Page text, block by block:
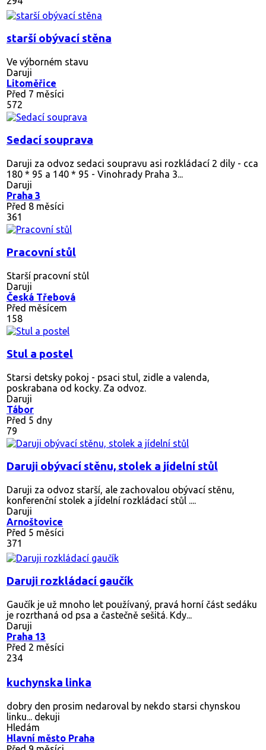
starší obývací stěna
Ve výborném stavu
Daruji
Litoměřice
Před 7 měsíci
572
Sedací souprava
Daruji za odvoz sedaci soupravu asi rozkládací 2 dily - cca
180 * 95 a 140 * 95 - Vinohrady Praha 3...
Daruji
Praha 3
Před 8 měsíci
361
Pracovní stůl
Starší pracovní stůl
Daruji
Česká Třebová
Před měsícem
158
Stul a postel
Starsi detsky pokoj - psaci stul, zidle a valenda,
poskrabana od kocky. Za odvoz.
Daruji
Tábor
Před 5 dny
79
Daruji obývací stěnu, stolek a jídelní stůl
Daruji za odvoz starší, ale zachovalou obývací stěnu,
konferenční stolek a jídelní rozkládací stůl ....
Daruji
Arnoštovice
Před 5 měsíci
371
Daruji rozkládací gaučík
Gaučík je už mnoho let používaný, pravá horní část sedáku
je rozrthaná od psa a častečně sešitá. Kdy...
Daruji
Praha 13
Před 2 měsíci
234
kuchynska linka
dobry den prosim nedaroval by nekdo starsi chynskou
linku... dekuji
Hledám
Hlavní město Praha